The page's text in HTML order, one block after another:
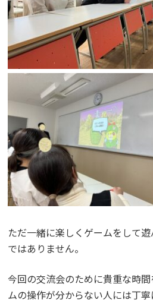
ただ一緒に楽しくゲームをして
ではありません。
今回の交流会のために貴重な時
ムの操作が分からない人には丁